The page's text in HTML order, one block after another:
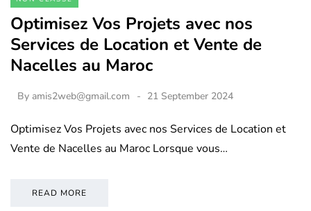
Optimisez Vos Projets avec nos
Services de Location et Vente de
Nacelles au Maroc
By amis2web@gmail.com 21 September 2024
Optimisez Vos Projets avec nos Services de Location et
Vente de Nacelles au Maroc Lorsque vous…
READ MORE